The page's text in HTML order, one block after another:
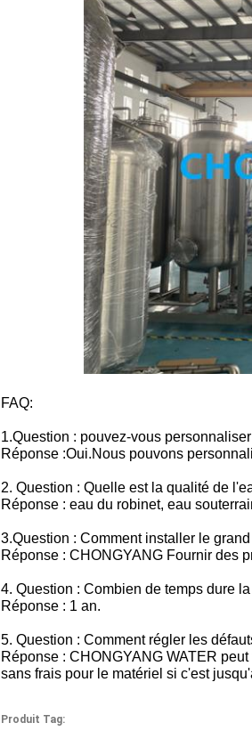
FAQ:
1.Question : pouvez-vous
Réponse :Oui.Nous pouvons
2. Question : Quelle est la qualité de
Réponse : eau du robinet, eau
3.Question : Comment installer le
Réponse : CHONGYANG Fournir des
4. Question : Combien de temps dure
Réponse : 1 an.
5. Question : Comment régler les
Réponse : CHONGYANG WATER
sans frais pour le matériel si c'est
Produit Tag: